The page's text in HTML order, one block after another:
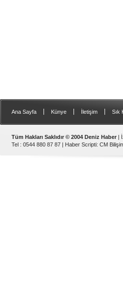
Ana Sayfa Künye İletişim Sık
Tüm Hakları Saklıdır © 2004 Deniz Haber |
Tel : 0544 880 87 87 | Haber Scripti: CM